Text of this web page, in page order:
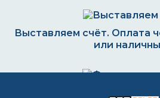
Выставляем счёт. Оплата
или